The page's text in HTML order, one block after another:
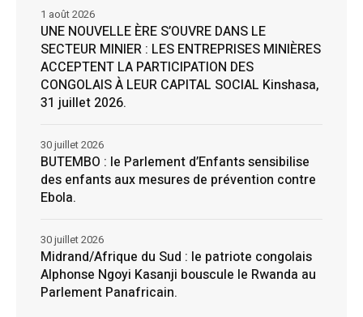
UNE NOUVELLE ÈRE S’OUVRE DANS LE
SECTEUR MINIER : LES ENTREPRISES MINIÈRES
ACCEPTENT LA PARTICIPATION DES
CONGOLAIS À LEUR CAPITAL SOCIAL Kinshasa,
31 juillet 2026.
1 août 2026
BUTEMBO : le Parlement d’Enfants sensibilise
des enfants aux mesures de prévention contre
Ebola.
30 juillet 2026
Midrand/Afrique du Sud : le patriote congolais
Alphonse Ngoyi Kasanji bouscule le Rwanda au
Parlement Panafricain.
30 juillet 2026